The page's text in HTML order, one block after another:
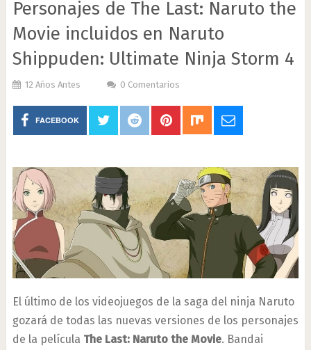
Personajes de The Last: Naruto the
Movie incluidos en Naruto
Shippuden: Ultimate Ninja Storm 4
12 Años Antes 0 Comentarios
FACEBOOK
El último de los videojuegos de la saga del ninja Naruto
gozará de todas las nuevas versiones de los personajes
de la película The Last: Naruto the Movie. Bandai